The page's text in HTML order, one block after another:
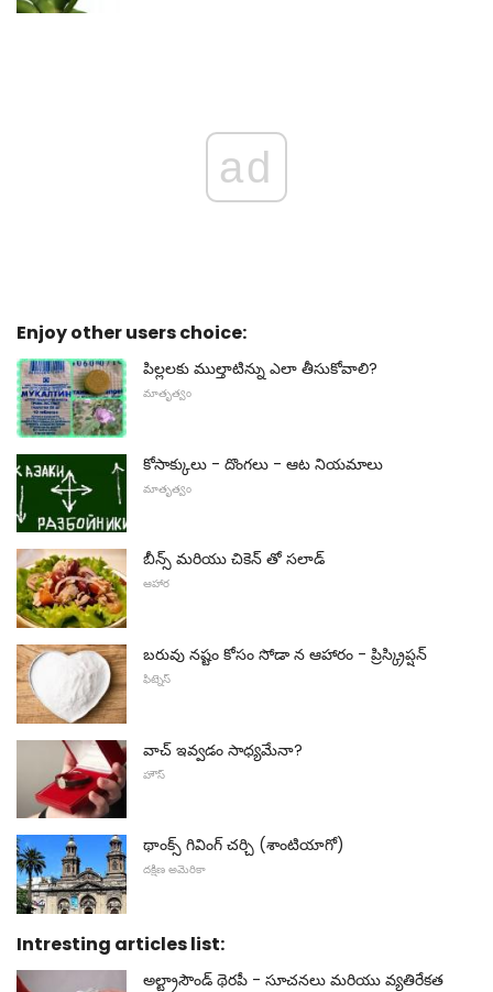
ad
Enjoy other users choice:
పిల్లలకు ముల్తాటిన్ను ఎలా తీసుకోవాలి?
మాతృత్వం
కోసాక్కులు - దొంగలు - ఆట నియమాలు
మాతృత్వం
బీన్స్ మరియు చికెన్ తో సలాడ్
ఆహార
బరువు నష్టం కోసం సోడా న ఆహారం - ప్రిస్క్రిప్షన్
ఫిట్నెస్
వాచ్ ఇవ్వడం సాధ్యమేనా?
హౌస్
థాంక్స్ గివింగ్ చర్చి (శాంటియాగో)
దక్షిణ అమెరికా
Intresting articles list:
అల్ట్రాసౌండ్ థెరపీ - సూచనలు మరియు వ్యతిరేకత